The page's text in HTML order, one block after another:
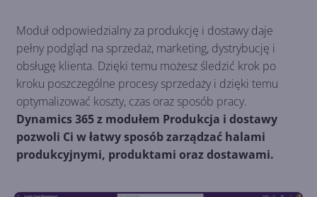
Moduł odpowiedzialny za produkcję i dostawy daje
pełny podgląd na sprzedaż, marketing, dystrybucję i
obsługę klienta. Dzięki temu możesz śledzić krok po
kroku poszczególne procesy sprzedaży i dzięki temu
optymalizować koszty, czas oraz sposób pracy.
Dynamics 365 z modułem Produkcja i dostawy
pozwoli Ci w łatwy sposób zarządzać halami
produkcyjnymi, produktami oraz dostawami.